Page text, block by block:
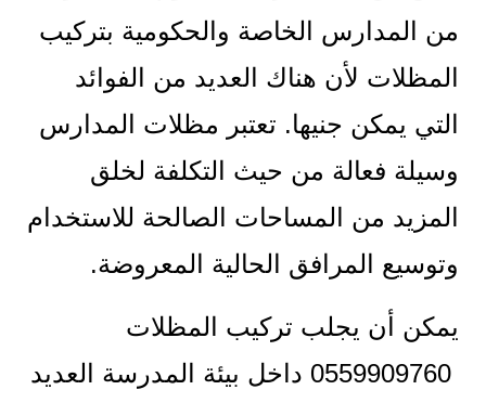
من المدارس الخاصة والحكومية بتركيب
المظلات لأن هناك العديد من الفوائد
التي يمكن جنيها. تعتبر مظلات المدارس
وسيلة فعالة من حيث التكلفة لخلق
المزيد من المساحات الصالحة للاستخدام
وتوسيع المرافق الحالية المعروضة.
يمكن أن يجلب تركيب المظلات
0559909760 داخل بيئة المدرسة العديد